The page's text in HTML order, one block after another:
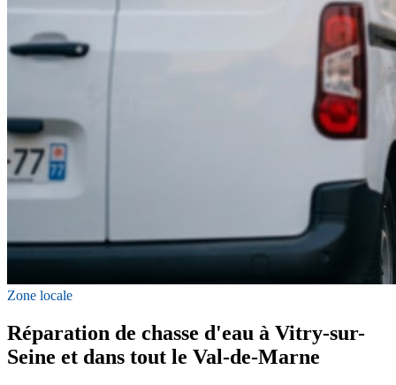
Zone locale
Réparation de chasse d'eau à Vitry-sur-
Seine et dans tout le Val-de-Marne